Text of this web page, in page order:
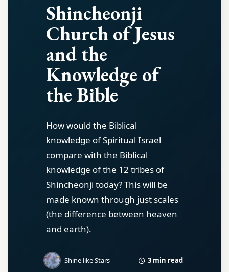
Shincheonji
Church of Jesus
and the
Knowledge of
the Bible
How would the Biblical
knowledge of Spiritual Israel
compare with the Biblical
knowledge of the 12 tribes of
Shincheonji today? This will be
made known through just scales
(the difference between heaven
and earth).
Shine like Stars 3 min read